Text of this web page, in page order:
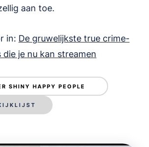
aan toe.
in: De gruwelijkste true crime-
die je nu kan streamen
SHINY HAPPY PEOPLE